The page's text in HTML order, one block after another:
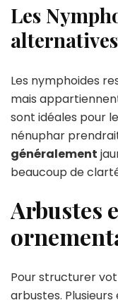
Les
Les nymphoides
mais
sont idéales pour
nénuphar
généralement
beaucoup de
Arbustes
Pour structurer
arbustes.